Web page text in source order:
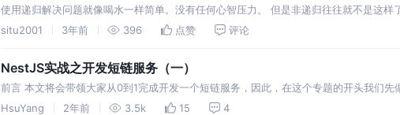
使用递归解决问题就像喝水一样简单。没有任何心智压力。 但是非递归往往就不是这
于程序员面试中，想要在现场写对非递归遍历，还是非常不简单的。
situ2001 3年前 396 点赞 评论
NestJS实战之开发短链服务（一）
前言 本文将会带领大家从0到1完成开发一个短链服务，因此，在这个专题的开头我们
空洞的大话、套话，我需要做的是脚踏实地的向各位读者传递有用的知
HsuYang 2年前 3.5k 15 4